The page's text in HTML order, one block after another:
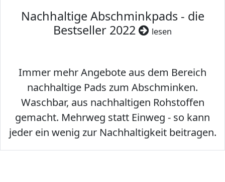
Nachhaltige Abschminkpads - die
Bestseller 2022
lesen
Immer mehr Angebote aus dem Bereich
nachhaltige Pads zum Abschminken.
Waschbar, aus nachhaltigen Rohstoffen
gemacht. Mehrweg statt Einweg - so kann
jeder ein wenig zur Nachhaltigkeit beitragen.